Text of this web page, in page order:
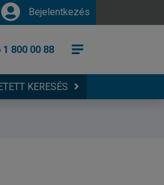
Bejelentkezés
1 800 00 88
KERESÉS